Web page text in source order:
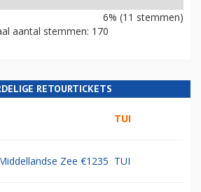
6% (11 stemmen)
aantal stemmen: 170
RETOURTICKETS
TUI
Zee €1235 TUI